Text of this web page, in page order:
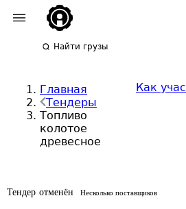
Найти грузы
Главная
Тендеры
Топливо
колотое
древесное
Как
Тендер отменён Несколько поставщиков